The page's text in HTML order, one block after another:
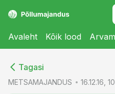
Avaleht Kõik lood
Tagasi
METSAMAJANDUS 16.12.16,